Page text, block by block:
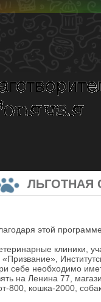
ЛЬГОТНАЯ
этой
клиники,
«Призвание»,
себе необходимо
на Ленина 77,
800, кошка-2000,